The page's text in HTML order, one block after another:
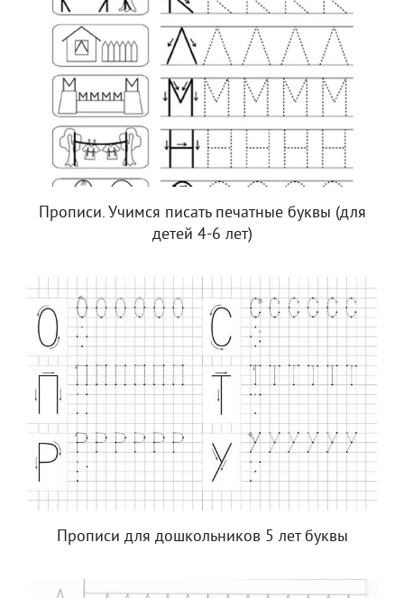
Прописи. Учимся писать печатные буквы (для
детей 4-6 лет)
Прописи для дошкольников 5 лет буквы